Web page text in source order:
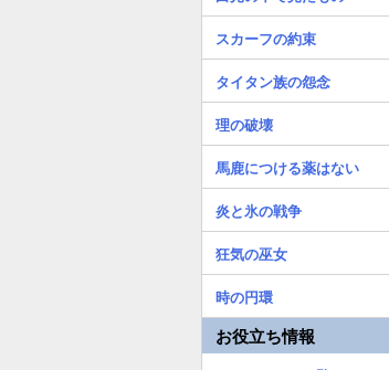
スカーフの約束
タイタン族の怨念
理の破壊
馬鹿につける薬はない
炎と氷の戦争
狂気の巫女
時の円環
お役立ち情報